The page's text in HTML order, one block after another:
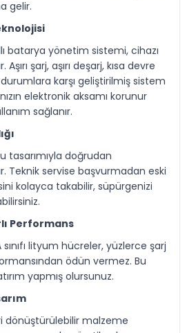
gelir.
batarya yönetim sistemi, cihazı
Aşırı şarj, aşırı deşarj, kısa devre
durumlara karşı geliştirilmiş sistem
elektronik aksamı korunur
sağlanır.
tasarımıyla doğrudan
Teknik servise başvurmadan eski
kolayca takabilir, süpürgenizi
Performans
lityum hücreler, yüzlerce şarj
ödün vermez. Bu
yapmış olursunuz.
dönüştürülebilir malzeme